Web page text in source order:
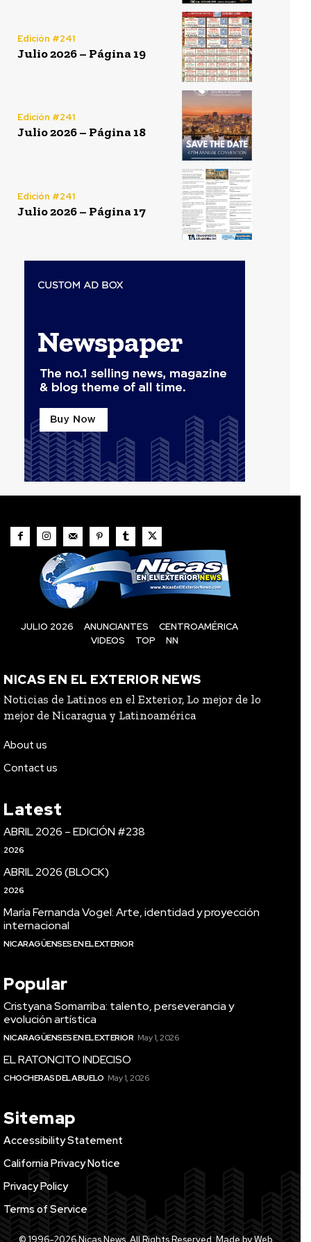
Edición #241
Julio 2026 – Página 19
Edición #241
Julio 2026 – Página 18
Edición #241
Julio 2026 – Página 17
JULIO 2026 ANUNCIANTES
CENTROAMÉRICA
VIDEOS
TOP NN
NICAS EN EL EXTERIOR NEWS
Noticias de Latinos en el Exterior, Lo mejor de lo
mejor de Nicaragua y Latinoamérica
About us
Contact us
Latest
ABRIL 2026 – EDICIÓN #238
2026
ABRIL 2026 (BLOCK)
2026
María Fernanda Vogel: Arte, identidad y proyección
internacional
NICARAGÜENSES EN EL EXTERIOR
Popular
Cristyana Somarriba: talento, perseverancia y
evolución artística
NICARAGÜENSES EN EL EXTERIOR May 1, 2026
EL RATONCITO INDECISO
CHOCHERAS DEL ABUELO May 1, 2026
Sitemap
Accessibility Statement
California Privacy Notice
Privacy Policy
Terms of Service
© 1996-2026 Nicas News. All Rights Reserved. Made by Web